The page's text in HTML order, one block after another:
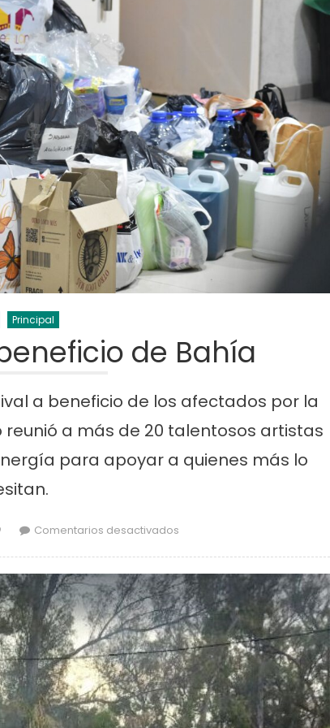
Principal
de Bahía
a beneficio de los afectados por la
a más de 20 talentosos artistas
para apoyar a quienes más lo
Comentarios desactivados en Exitoso festival a
festeja sus 16
lentejas y
Cultura Noticias
Casa del Tango: noche especial,
clases gratuitas y tarde de